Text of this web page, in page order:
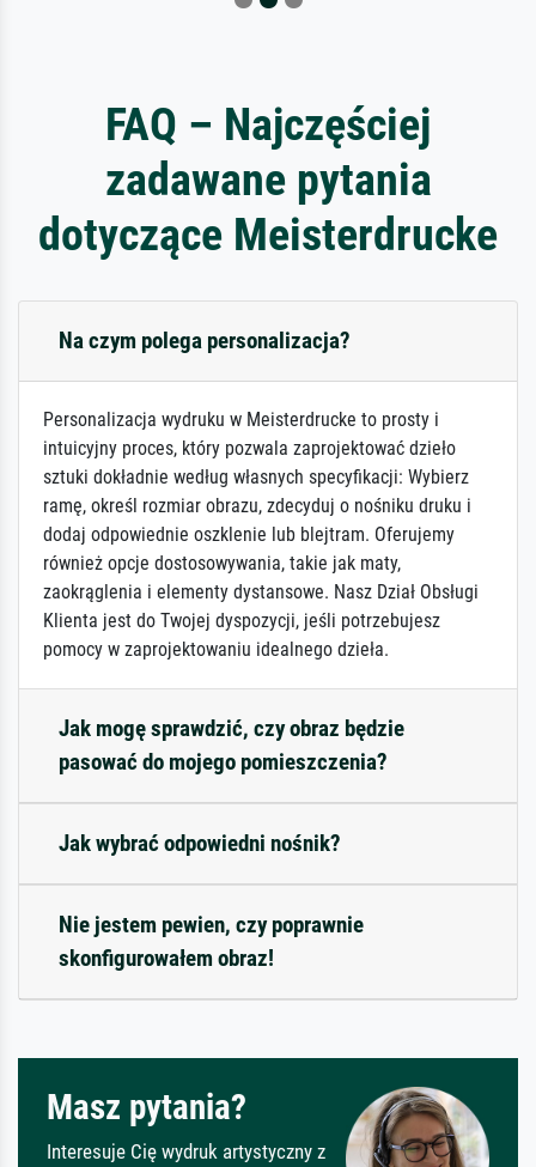
FAQ – Najczęściej
zadawane pytania
dotyczące Meisterdrucke
Na czym polega personalizacja?
Personalizacja wydruku w Meisterdrucke to prosty i
intuicyjny proces, który pozwala zaprojektować dzieło
sztuki dokładnie według własnych specyfikacji: Wybierz
ramę, określ rozmiar obrazu, zdecyduj o nośniku druku i
dodaj odpowiednie oszklenie lub blejtram. Oferujemy
również opcje dostosowywania, takie jak maty,
zaokrąglenia i elementy dystansowe. Nasz Dział Obsługi
Klienta jest do Twojej dyspozycji, jeśli potrzebujesz
pomocy w zaprojektowaniu idealnego dzieła.
Jak mogę sprawdzić, czy obraz będzie
pasować do mojego pomieszczenia?
Jak wybrać odpowiedni nośnik?
Nie jestem pewien, czy poprawnie
skonfigurowałem obraz!
Masz pytania?
Interesuje Cię wydruk artystyczny z